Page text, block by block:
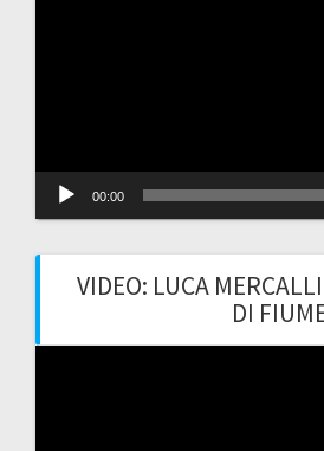
00:00
VIDEO: LUCA
DI